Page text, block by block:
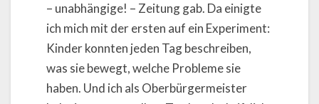
– unabhängige! – Zeitung gab. Da einigte
ich mich mit der ersten auf ein Experiment:
Kinder konnten jeden Tag beschreiben,
was sie bewegt, welche Probleme sie
haben. Und ich als Oberbürgermeister